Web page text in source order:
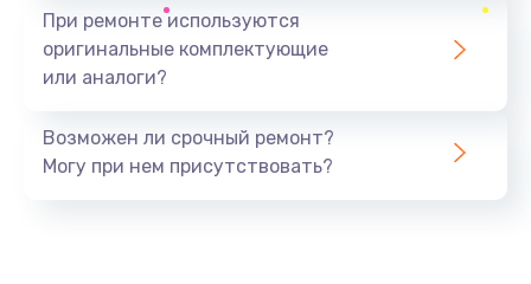
При ремонте используются
оригинальные комплектующие
или аналоги?
Возможен ли срочный ремонт?
Могу при нем присутствовать?